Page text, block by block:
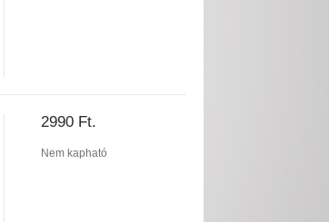
2990 Ft.
Nem kapható